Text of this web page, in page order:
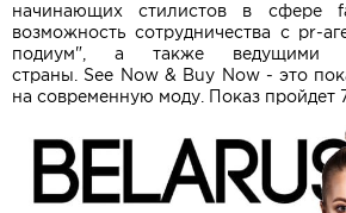
начинающих стилистов в сфере
возможность сотрудничества с pr-
подиум", а также ведущими
страны. See Now & Buy Now - это
на современную моду. Показ пройдет